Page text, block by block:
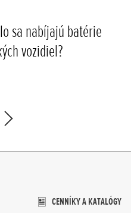
sa nabíjajú batérie
vozidiel?
CENNÍKY A KATALÓGY